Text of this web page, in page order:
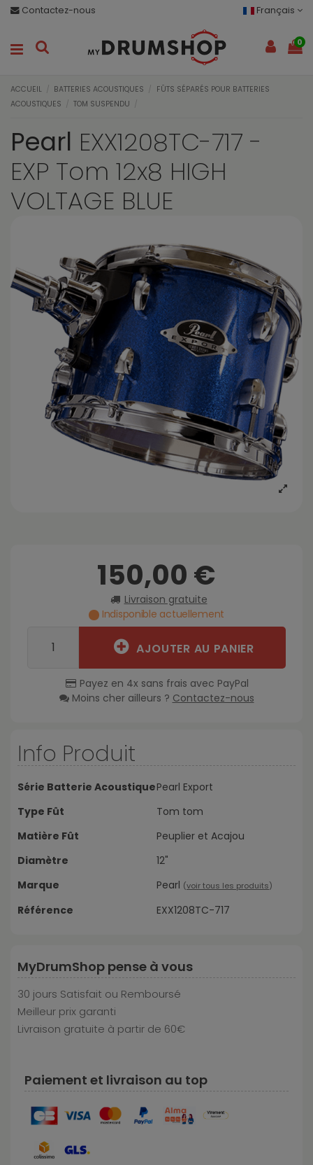
Contactez-nous Français
0
ACCUEIL BATTERIES ACOUSTIQUES
FÛTS SÉPARÉS POUR BATTERIES
ACOUSTIQUES
TOM SUSPENDU
Pearl EXX1208TC-717 -
EXP Tom 12x8 HIGH
VOLTAGE BLUE
150,00 €
Livraison gratuite
Indisponible actuellement
AJOUTER AU PANIER
Payez en 4x sans frais avec PayPal
Moins cher ailleurs ? Contactez-nous
Info Produit
Série Batterie AcoustiquePearl Export
Type Fût
Tom tom
Matière Fût
Peuplier et Acajou
Diamètre
12"
Marque
Pearl (voir tous les produits)
Référence EXX1208TC-717
MyDrumShop pense à vous
30 jours Satisfait ou Remboursé
Meilleur prix garanti
Livraison gratuite à partir de 60€
Paiement et livraison au top